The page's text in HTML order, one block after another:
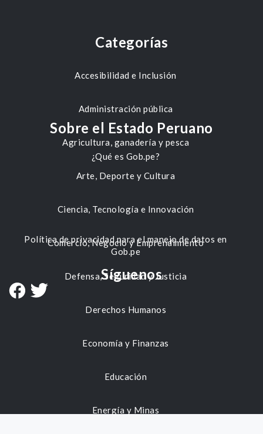
Categorías
Accesibilidad e Inclusión
Administración pública
Agricultura, ganadería y pesca
Arte, Deporte y Cultura
Ciencia, Tecnología e Innovación
Comercio, Negocio y Emprendimiento
Defensa, Seguridad y Justicia
Derechos Humanos
Economía y Finanzas
Educación
Energía y Minas
Sobre el Estado Peruano
¿Qué es Gob.pe?
Política de privacidad para el manejo de datos en
Gob.pe
Síguenos